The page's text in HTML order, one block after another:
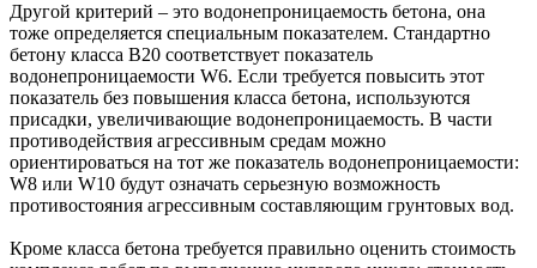
Другой критерий – это водонепроницаемость бетона, она
тоже определяется специальным показателем. Стандартно
бетону класса В20 соответствует показатель
водонепроницаемости W6. Если требуется повысить этот
показатель без повышения класса бетона, используются
присадки, увеличивающие водонепроницаемость. В части
противодействия агрессивным средам можно
ориентироваться на тот же показатель водонепроницаемости:
W8 или W10 будут означать серьезную возможность
противостояния агрессивным составляющим грунтовых вод.
Кроме класса бетона требуется правильно оценить стоимость